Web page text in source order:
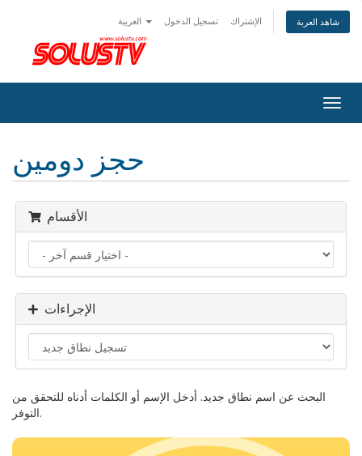
تسجيل الدخول الإشتراك شاهد العربة
حجز دومين
الأقسام
الإجراءات
البحث عن اسم نطاق جديد. أدخل الإسم أو الكلمات أدناه للتحقق من
التوفر.